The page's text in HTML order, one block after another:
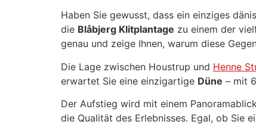
Haben Sie gewusst, dass ein einziges
die Blåbjerg Klitplantage zu einem der
genau und zeige Ihnen, warum diese
Die Lage zwischen Houstrup und Henne
erwartet Sie eine einzigartige Düne – mit
Der Aufstieg wird mit einem
die Qualität des Erlebnisses. Egal, ob Sie